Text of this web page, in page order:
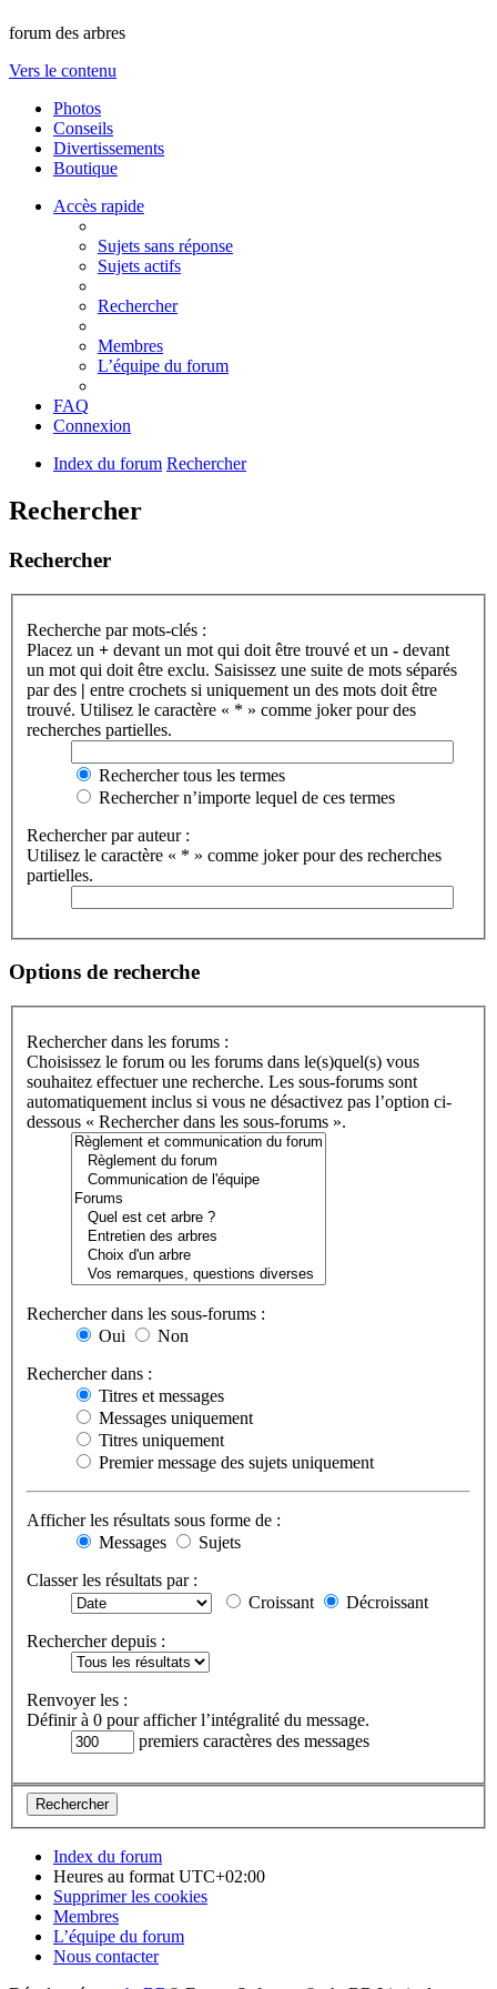
forum des arbres
Vers le contenu
Photos
Conseils
Divertissements
Boutique
Accès rapide
Sujets sans réponse
Sujets actifs
Rechercher
Membres
L’équipe du forum
FAQ
Connexion
Index du forum Rechercher
Rechercher
Rechercher
Recherche par mots-clés :
Placez un + devant un mot qui doit être trouvé et un - devant
un mot qui doit être exclu. Saisissez une suite de mots séparés
par des | entre crochets si uniquement un des mots doit être
trouvé. Utilisez le caractère « * » comme joker pour des
recherches partielles.
Rechercher tous les termes
Rechercher n’importe lequel de ces termes
Rechercher par auteur :
Utilisez le caractère « * » comme joker pour des recherches
partielles.
Options de recherche
Rechercher dans les forums :
Choisissez le forum ou les forums dans le(s)quel(s) vous
souhaitez effectuer une recherche. Les sous-forums sont
automatiquement inclus si vous ne désactivez pas l’option ci-
dessous « Rechercher dans les sous-forums ».
Rechercher dans les sous-forums :
Oui
Non
Rechercher dans :
Titres et messages
Messages uniquement
Titres uniquement
Premier message des sujets uniquement
Afficher les résultats sous forme de :
Messages
Sujets
Classer les résultats par :
Croissant
Décroissant
Rechercher depuis :
Renvoyer les :
Définir à 0 pour afficher l’intégralité du message.
premiers caractères des messages
Index du forum
Heures au format UTC+02:00
Supprimer les cookies
Membres
L’équipe du forum
Nous contacter